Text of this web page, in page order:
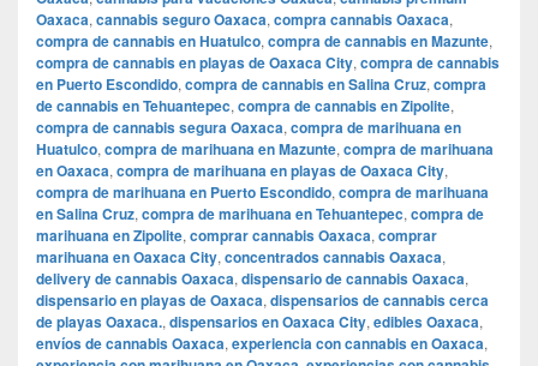
Oaxaca, cannabis seguro Oaxaca, compra cannabis Oaxaca,
compra de cannabis en Huatulco, compra de cannabis en Mazunte,
compra de cannabis en playas de Oaxaca City, compra de cannabis
en Puerto Escondido, compra de cannabis en Salina Cruz, compra
de cannabis en Tehuantepec, compra de cannabis en Zipolite,
compra de cannabis segura Oaxaca, compra de marihuana en
Huatulco, compra de marihuana en Mazunte, compra de marihuana
en Oaxaca, compra de marihuana en playas de Oaxaca City,
compra de marihuana en Puerto Escondido, compra de marihuana
en Salina Cruz, compra de marihuana en Tehuantepec, compra de
marihuana en Zipolite, comprar cannabis Oaxaca, comprar
marihuana en Oaxaca City, concentrados cannabis Oaxaca,
delivery de cannabis Oaxaca, dispensario de cannabis Oaxaca,
dispensario en playas de Oaxaca, dispensarios de cannabis cerca
de playas Oaxaca., dispensarios en Oaxaca City, edibles Oaxaca,
envíos de cannabis Oaxaca, experiencia con cannabis en Oaxaca,